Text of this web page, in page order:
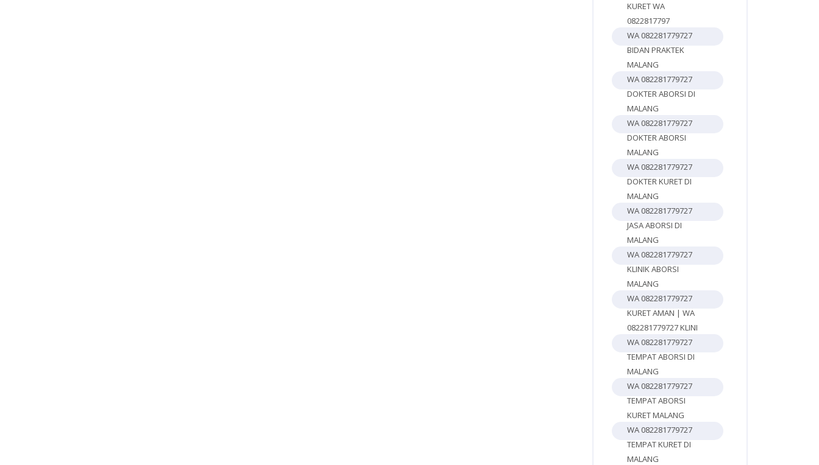
KURET WA
0822817797
WA 082281779727
BIDAN PRAKTEK
MALANG
WA 082281779727
DOKTER ABORSI DI
MALANG
WA 082281779727
DOKTER ABORSI
MALANG
WA 082281779727
DOKTER KURET DI
MALANG
WA 082281779727
JASA ABORSI DI
MALANG
WA 082281779727
KLINIK ABORSI
MALANG
WA 082281779727
KURET AMAN | WA
082281779727 KLINI
WA 082281779727
TEMPAT ABORSI DI
MALANG
WA 082281779727
TEMPAT ABORSI
KURET MALANG
WA 082281779727
TEMPAT KURET DI
MALANG